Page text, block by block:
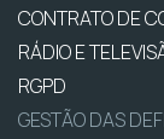
CONTRATO DE
RÁDIO E
RGPD
GESTÃO DAS